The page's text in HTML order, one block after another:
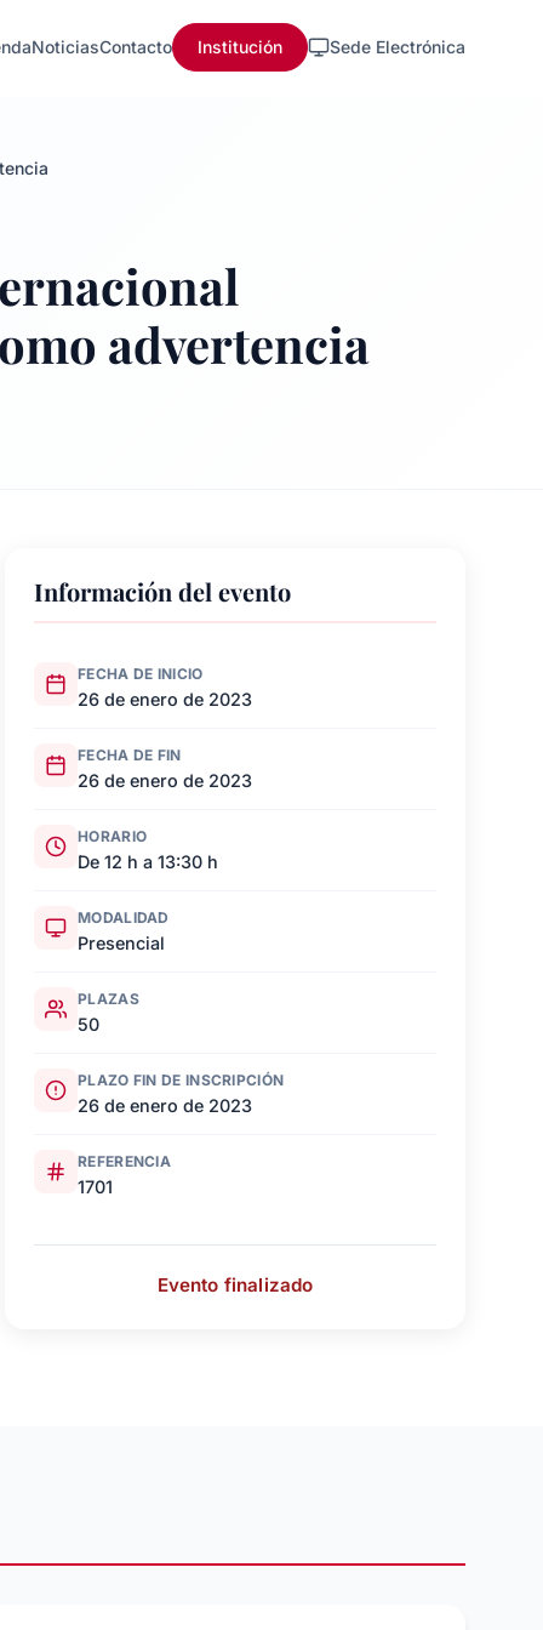
NoticiasContacto Institución Sede Electrónica
advertencia
Información del evento
FECHA DE INICIO
26 de enero de 2023
FECHA DE FIN
26 de enero de 2023
HORARIO
De 12 h a 13:30 h
MODALIDAD
Presencial
PLAZAS
50
PLAZO FIN DE INSCRIPCIÓN
26 de enero de 2023
REFERENCIA
1701
Evento finalizado